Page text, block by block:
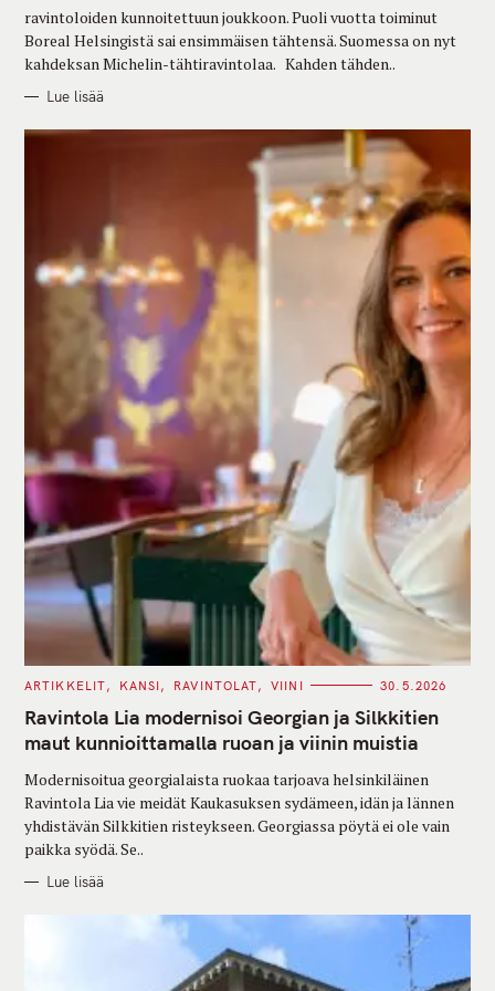
S
ravintoloiden kunnoitettuun joukkoon. Puoli vuotta toiminut
Boreal Helsingistä sai ensimmäisen tähtensä. Suomessa on nyt
kahdeksan Michelin-tähtiravintolaa. Kahden tähden..
Lue lisää
C
T
E
G
O
I
E
S
ARTIKKELIT KANSI RAVINTOLAT VIINI 30.5.2026
Ravintola Lia modernisoi Georgian ja Silkkitien
maut kunnioittamalla ruoan ja viinin muistia
Modernisoitua georgialaista ruokaa tarjoava helsinkiläinen
Ravintola Lia vie meidät Kaukasuksen sydämeen, idän ja lännen
yhdistävän Silkkitien risteykseen. Georgiassa pöytä ei ole vain
paikka syödä. Se..
Lue lisää